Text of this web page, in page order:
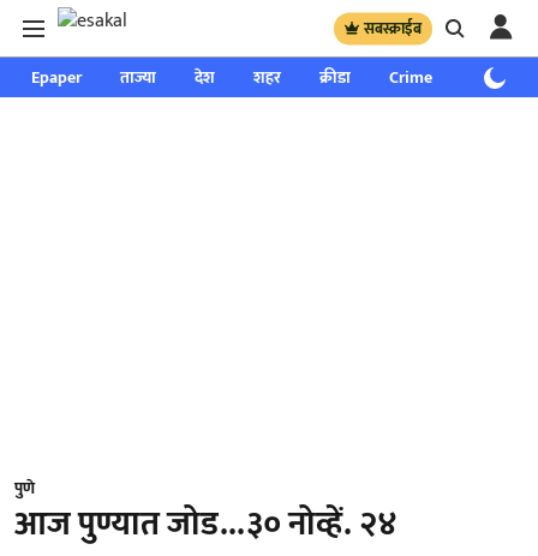
सबस्क्राईब
Epaper ताज्या देश शहर क्रीडा Crime साप्ताहिक
पुणे
आज पुण्यात जोड...३० नोव्हें. २४